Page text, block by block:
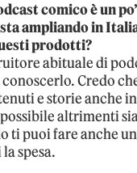
comico è un
ampliando in
prodotti?
abituale di
Credo
e storie anche
altrimenti
ti puoi fare anche
spesa.